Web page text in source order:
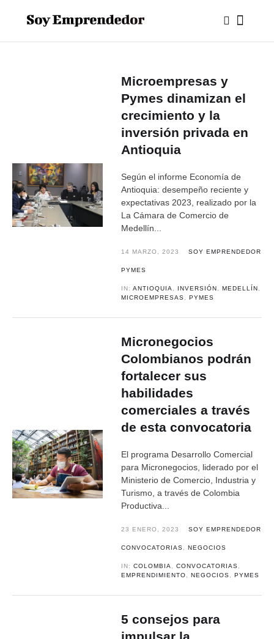
Microempresas y
Pymes dinamizan el
crecimiento y la
inversión privada en
Antioquia
Según el informe Economía de
Antioquia: desempeño reciente y
expectativas 2023, realizado por la
La Cámara de Comercio de
Medellín...
14 MARZO, 2023 SOY EMPRENDEDOR
PYMES
IN:ANTIOQUIA INVERSIÓN ,MEDELLÍN
MICROEMPRESAS
,PYMES
Micronegocios
Colombianos podrán
fortalecer sus
habilidades
comerciales a través
de esta convocatoria
El programa Desarrollo Comercial
para Micronegocios, liderado por el
Ministerio de Comercio, Industria y
Turismo, a través de Colombia
Productiva...
23 ENERO, 2023 SOY EMPRENDEDOR
CONVOCATORIAS ,NEGOCIOS
IN:COLOMBIA ,CONVOCATORIAS
EMPRENDIMIENTO
,NEGOCIOS ,PYMES
5 consejos para